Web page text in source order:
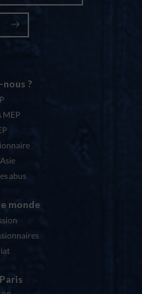
?
MEP
abus
monde